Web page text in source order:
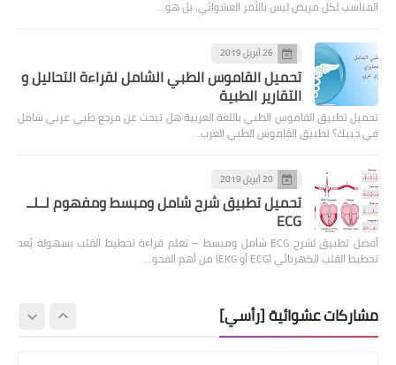
المناسب لكل مريض ليس بالأمر العشوائي، بل هو…
26 أبريل 2019
تحميل القاموس الطبي الشامل لقراءة التحاليل و
التقارير الطبية
تحميل تطبيق القاموس الطبي باللغة العربية هل تبحث عن مرجع طبي عربي شامل
في جيبك؟ تطبيق القاموس الطبي العرب…
20 أبريل 2019
تحميل تطبيق شرح شامل ومبسط ومفهوم لــلــ
ECG
أفضل تطبيق لشرح ECG شامل ومبسط – تعلم قراءة تخطيط القلب بسهولة يُعد
تخطيط القلب الكهربائي (ECG أو EKG) من أهم الفحو…
مشاركات عشوائية [رأسي]